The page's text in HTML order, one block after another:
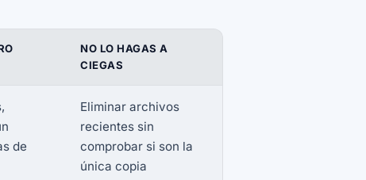
NO LO HAGAS A
CIEGAS
de
Eliminar archivos
recientes sin
comprobar si son la
única copia